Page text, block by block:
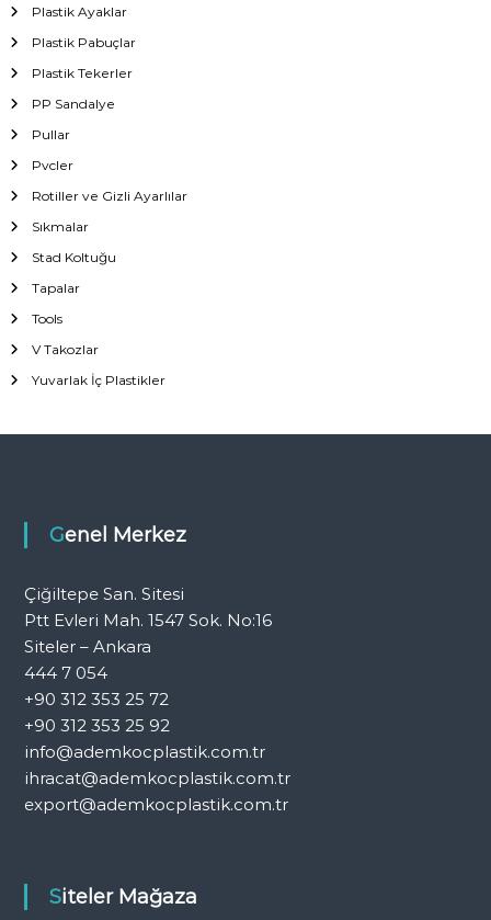
Plastik Ayaklar
Plastik Pabuçlar
Plastik Tekerler
PP Sandalye
Pullar
Pvcler
Rotiller ve Gizli Ayarlılar
Sıkmalar
Stad Koltuğu
Tapalar
Tools
V Takozlar
Yuvarlak İç Plastikler
Genel Merkez
Çiğiltepe San. Sitesi
Ptt Evleri Mah. 1547 Sok. No:16
Siteler – Ankara
444 7 054
+90 312 353 25 72
+90 312 353 25 92
info@ademkocplastik.com.tr
ihracat@ademkocplastik.com.tr
export@ademkocplastik.com.tr
Siteler Mağaza